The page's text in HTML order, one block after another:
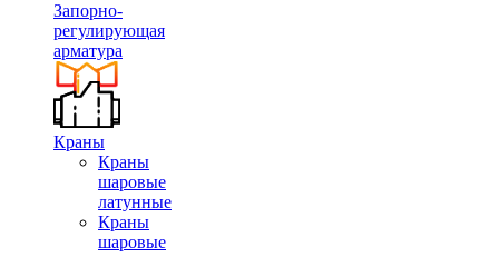
Запорно-
регулирующая
арматура
Краны
Краны
шаровые
латунные
Краны
шаровые